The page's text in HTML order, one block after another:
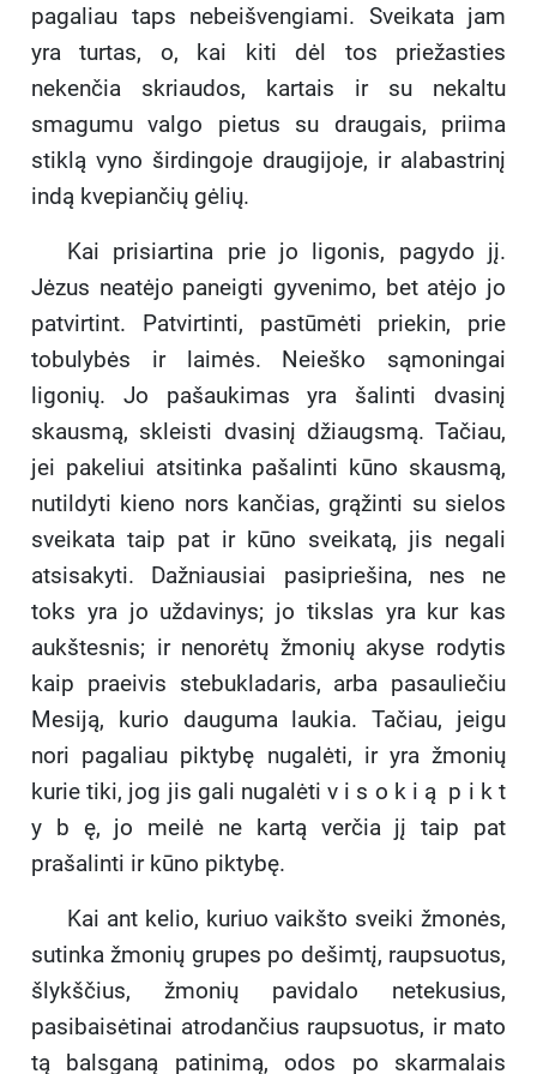
pagaliau taps nebeišvengiami. Sveikata jam
yra turtas, o, kai kiti dėl tos priežasties
nekenčia skriaudos, kartais ir su nekaltu
smagumu valgo pietus su draugais, priima
stiklą vyno širdingoje draugijoje, ir alabastrinį
indą kvepiančių gėlių.
Kai prisiartina prie jo ligonis, pagydo jį.
Jėzus neatėjo paneigti gyvenimo, bet atėjo jo
patvirtint. Patvirtinti, pastūmėti priekin, prie
tobulybės ir laimės. Neieško sąmoningai
ligonių. Jo pašaukimas yra šalinti dvasinį
skausmą, skleisti dvasinį džiaugsmą. Tačiau,
jei pakeliui atsitinka pašalinti kūno skausmą,
nutildyti kieno nors kančias, grąžinti su sielos
sveikata taip pat ir kūno sveikatą, jis negali
atsisakyti. Dažniausiai pasipriešina, nes ne
toks yra jo uždavinys; jo tikslas yra kur kas
aukštesnis; ir nenorėtų žmonių akyse rodytis
kaip praeivis stebukladaris, arba pasauliečiu
Mesiją, kurio dauguma laukia. Tačiau, jeigu
nori pagaliau piktybę nugalėti, ir yra žmonių
kurie tiki, jog jis gali nugalėti v i s o k i ą p i k t
y b ę, jo meilė ne kartą verčia jį taip pat
prašalinti ir kūno piktybę.
Kai ant kelio, kuriuo vaikšto sveiki žmonės,
sutinka žmonių grupes po dešimtį, raupsuotus,
šlykščius, žmonių pavidalo netekusius,
pasibaisėtinai atrodančius raupsuotus, ir mato
tą balsganą patinimą, odos po skarmalais